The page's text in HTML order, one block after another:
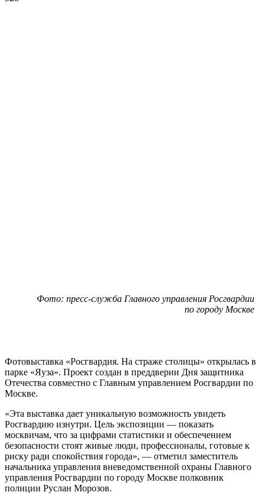
Фото: пресс-служба Главного управления Росгвардии
по городу Москве
Фотовыставка «Росгвардия. На страже столицы» открылась в
парке «Яуза». Проект создан в преддверии Дня защитника
Отечества совместно с Главным управлением Росгвардии по
Москве.
«Эта выставка дает уникальную возможность увидеть
Росгвардию изнутри. Цель экспозиции — показать
москвичам, что за цифрами статистики и обеспечением
безопасности стоят живые люди, профессионалы, готовые к
риску ради спокойствия города», — отметил заместитель
начальника управления вневедомственной охраны Главного
управления Росгвардии по городу Москве полковник
полиции Руслан Морозов.